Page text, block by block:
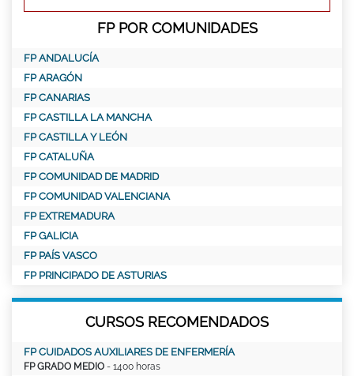
FP POR COMUNIDADES
FP ANDALUCÍA
FP ARAGÓN
FP CANARIAS
FP CASTILLA LA MANCHA
FP CASTILLA Y LEÓN
FP CATALUÑA
FP COMUNIDAD DE MADRID
FP COMUNIDAD VALENCIANA
FP EXTREMADURA
FP GALICIA
FP PAÍS VASCO
FP PRINCIPADO DE ASTURIAS
CURSOS RECOMENDADOS
FP CUIDADOS AUXILIARES DE ENFERMERÍA
FP GRADO MEDIO - 1400 horas